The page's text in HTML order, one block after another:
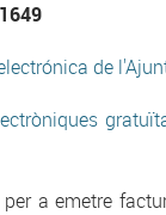
de
a emetre